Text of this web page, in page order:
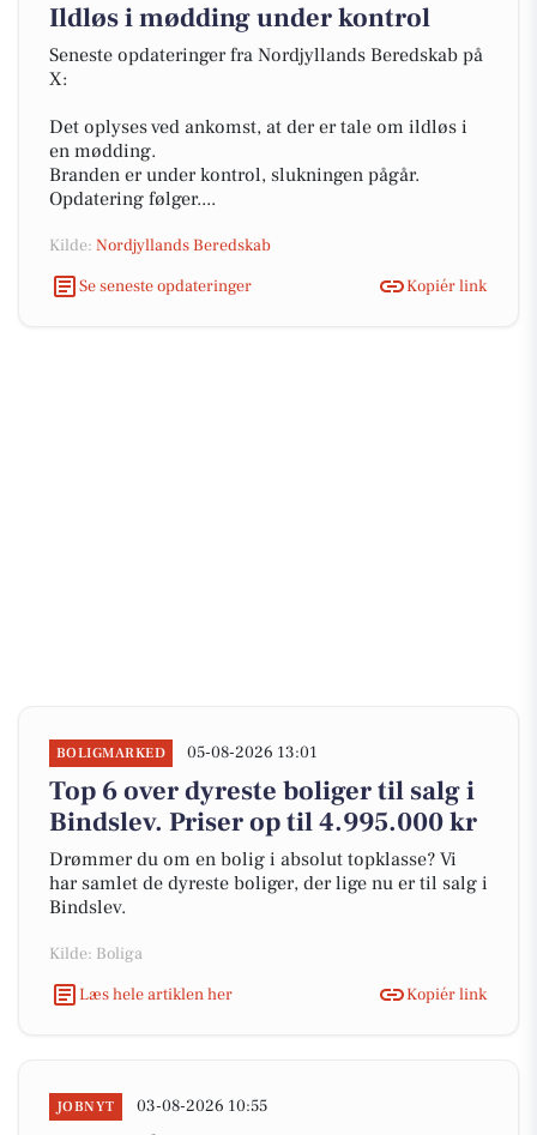
Ildløs i mødding under kontrol
Seneste opdateringer fra Nordjyllands Beredskab på
X:
Det oplyses ved ankomst, at der er tale om ildløs i
en mødding.
Branden er under kontrol, slukningen pågår.
Opdatering følger....
Kilde: Nordjyllands Beredskab
Se seneste opdateringer
Kopiér link
BOLIGMARKED 05-08-2026 13:01
Top 6 over dyreste boliger til salg i
Bindslev. Priser op til 4.995.000 kr
Drømmer du om en bolig i absolut topklasse? Vi
har samlet de dyreste boliger, der lige nu er til salg i
Bindslev.
Kilde: Boliga
Læs hele artiklen her
Kopiér link
JOBNYT 03-08-2026 10:55